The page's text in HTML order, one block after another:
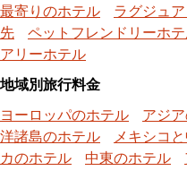
最寄りのホテル
ラグジュ
先
ペットフレンドリーホ
アリーホテル
地域別旅行料金
ヨーロッパのホテル
アジ
洋諸島のホテル
メキシコ
カのホテル
中東のホテル